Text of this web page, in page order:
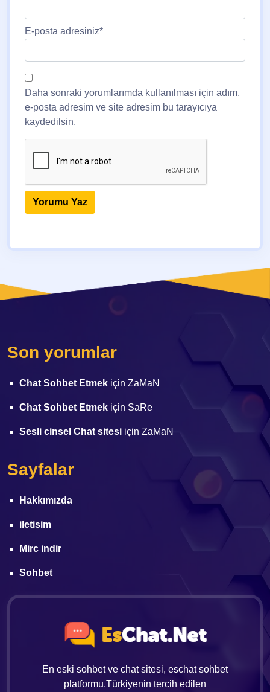
E-posta adresiniz*
Daha sonraki yorumlarımda kullanılması için adım,
e-posta adresim ve site adresim bu tarayıcıya
kaydedilsin.
Son yorumlar
Chat Sohbet Etmek için ZaMaN
Chat Sohbet Etmek için SaRe
Sesli cinsel Chat sitesi için ZaMaN
En eski sohbet ve chat sitesi, eschat sohbet
platformu.Türkiyenin tercih edilen
Sayfalar
Hakkımızda
iletisim
Mirc indir
Sohbet